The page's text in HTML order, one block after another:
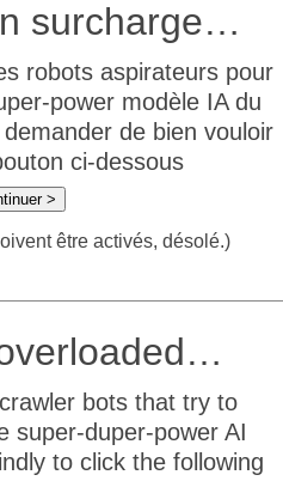
surcharge…
robots aspirateurs pour
power modèle IA du
de bien vouloir
ci-dessous
>
être activés, désolé.)
bots that try to
super-duper-power AI
to click the following